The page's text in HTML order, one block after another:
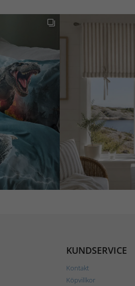
KUNDSERVICE
Kontakt
Köpvillkor